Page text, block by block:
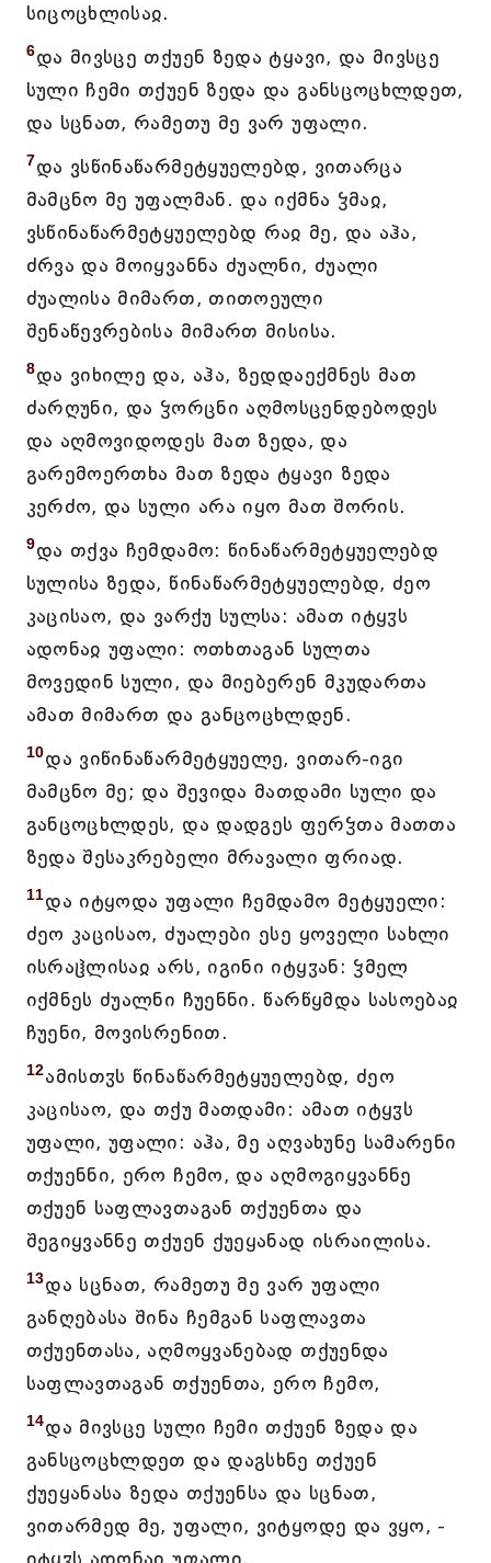
სიცოცხლისაჲ.
6და მივსცე თქუენ ზედა ტყავი, და მივსცე
სული ჩემი თქუენ ზედა და განსცოცხლდეთ,
და სცნათ, რამეთუ მე ვარ უფალი.
7და ვსწინაწარმეტყუელებდ, ვითარცა
მამცნო მე უფალმან. და იქმნა ჴმაჲ,
ვსწინაწარმეტყუელებდ რაჲ მე, და აჰა,
ძრვა და მოიყვანნა ძუალნი, ძუალი
ძუალისა მიმართ, თითოეული
შენაწევრებისა მიმართ მისისა.
8და ვიხილე და, აჰა, ზედდაექმნეს მათ
ძარღუნი, და ჴორცნი აღმოსცენდებოდეს
და აღმოვიდოდეს მათ ზედა, და
გარემოერთხა მათ ზედა ტყავი ზედა
კერძო, და სული არა იყო მათ შორის.
9და თქვა ჩემდამო: წინაწარმეტყუელებდ
სულისა ზედა, წინაწარმეტყუელებდ, ძეო
კაცისაო, და ვარქუ სულსა: ამათ იტყჳს
ადონაჲ უფალი: ოთხთაგან სულთა
მოვედინ სული, და მიებერენ მკუდართა
ამათ მიმართ და განცოცხლდენ.
10და ვიწინაწარმეტყუელე, ვითარ-იგი
მამცნო მე; და შევიდა მათდამი სული და
განცოცხლდეს, და დადგეს ფერჴთა მათთა
ზედა შესაკრებელი მრავალი ფრიად.
11და იტყოდა უფალი ჩემდამო მეტყუელი:
ძეო კაცისაო, ძუალები ესე ყოველი სახლი
ისრაჱლისაჲ არს, იგინი იტყჳან: ჴმელ
იქმნეს ძუალნი ჩუენნი. წარწყმდა სასოებაჲ
ჩუენი, მოვისრენით.
12ამისთჳს წინაწარმეტყუელებდ, ძეო
კაცისაო, და თქუ მათდამი: ამათ იტყჳს
უფალი, უფალი: აჰა, მე აღვახუნე სამარენი
თქუენნი, ერო ჩემო, და აღმოგიყვანნე
თქუენ საფლავთაგან თქუენთა და
შეგიყვანნე თქუენ ქუეყანად ისრაილისა.
13და სცნათ, რამეთუ მე ვარ უფალი
განღებასა შინა ჩემგან საფლავთა
თქუენთასა, აღმოყვანებად თქუენდა
საფლავთაგან თქუენთა, ერო ჩემო,
14და მივსცე სული ჩემი თქუენ ზედა და
განსცოცხლდეთ და დაგსხნე თქუენ
ქუეყანასა ზედა თქუენსა და სცნათ,
ვითარმედ მე, უფალი, ვიტყოდე და ვყო, -